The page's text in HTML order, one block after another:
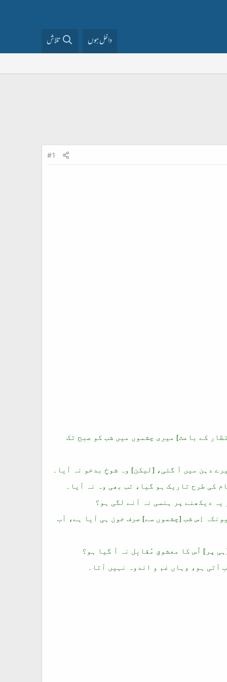
داخل ہوں تلاش
#1
کے باعث] میری چشموں میں شب کو صبح تک
دہن میں آ گئی، [لیکن] وہ شوخِ بدخو نہ آیا۔
کی طرح تاریک ہو گیا، تب بھی وہ نہ آیا۔
دیکھنے پر ہنسی نہ آنے لگی ہو؟
اِس شب [چشموں سے] صرف خون ہی آیا ہے، آب
پر] اُس کا معشوق مُقابِل نہ آ گیا ہو؟
ہو، وہاں غم و اندوہ نہیں آتا۔